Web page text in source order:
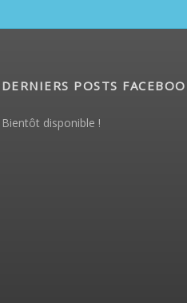
DERNIERS POSTS
Bientôt disponible !